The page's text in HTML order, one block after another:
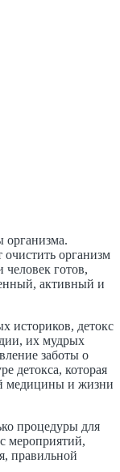
организма.
очистить организм
готов,
активный и
историков, детокс
их мудрых
заботы о
детокса, которая
медицины и жизни
процедуры для
мероприятий,
правильной